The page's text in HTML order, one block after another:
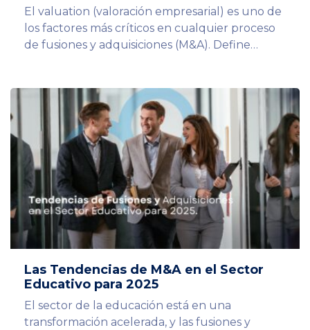
El valuation (valoración empresarial) es uno de
los factores más críticos en cualquier proceso
de fusiones y adquisiciones (M&A). Define…
Las Tendencias de M&A en el Sector
Educativo para 2025
El sector de la educación está en una
transformación acelerada, y las fusiones y